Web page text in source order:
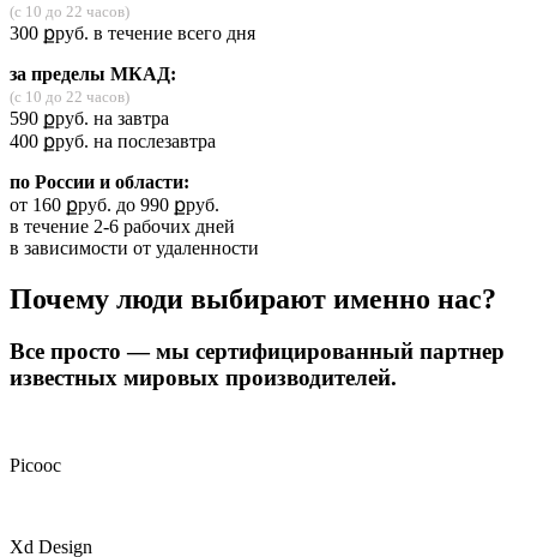
(с 10 до 22 часов)
300 քруб. в течение всего дня
за пределы МКАД:
(с 10 до 22 часов)
590 քруб. на завтра
400 քруб. на послезавтра
по России и области:
от 160 քруб. до 990 քруб.
в течение 2-6 рабочих дней
в зависимости от удаленности
Почему люди выбирают именно нас?
Все просто — мы сертифицированный партнер
известных мировых производителей.
Picooc
Xd Design